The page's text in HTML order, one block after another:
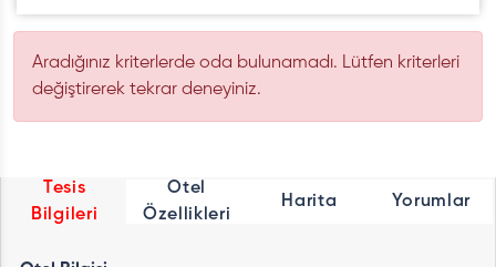
Aradığınız kriterlerde oda bulunamadı. Lütfen kriterleri
değiştirerek tekrar deneyiniz.
Tesis
Bilgileri
Otel
Özellikleri
Harita Yorumlar